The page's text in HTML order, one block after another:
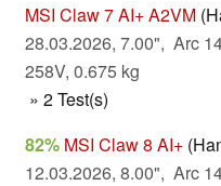
MSI Claw 7 AI+ A2VM
28.03.2026, 7.00", Arc
258V, 0.675 kg
» 2 Test(s)
82% MSI Claw 8 AI+
12.03.2026, 8.00", Arc